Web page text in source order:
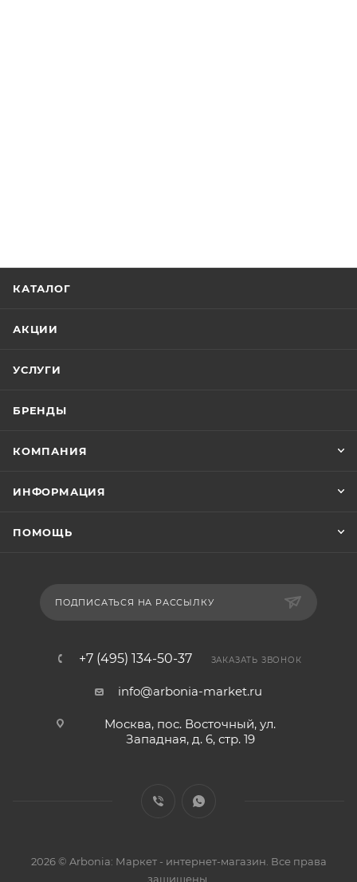
КАТАЛОГ
АКЦИИ
УСЛУГИ
БРЕНДЫ
КОМПАНИЯ
ИНФОРМАЦИЯ
ПОМОЩЬ
ПОДПИСАТЬСЯ НА РАССЫЛКУ
+7 (495) 134-50-37 ЗАКАЗАТЬ ЗВОНОК
info@arbonia-market.ru
Москва, пос. Восточный, ул.
Западная, д. 6, стр. 19
2026 © Arbonia: Маркет - интернет-магазин. Все права
защищены.